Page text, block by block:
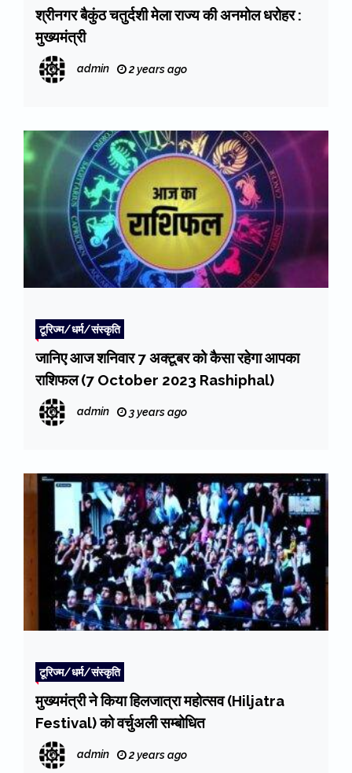
श्रीनगर बैकुंठ चतुर्दशी मेला राज्य की अनमोल धरोहर :
मुख्यमंत्री
admin 2 years ago
टूरिज्म/धर्म/संस्कृति
जानिए आज शनिवार 7 अक्टूबर को कैसा रहेगा आपका
राशिफल (7 October 2023 Rashiphal)
admin 3 years ago
टूरिज्म/धर्म/संस्कृति
मुख्यमंत्री ने किया हिलजात्रा महोत्सव (Hiljatra
Festival) को वर्चुअली सम्बोधित
admin 2 years ago